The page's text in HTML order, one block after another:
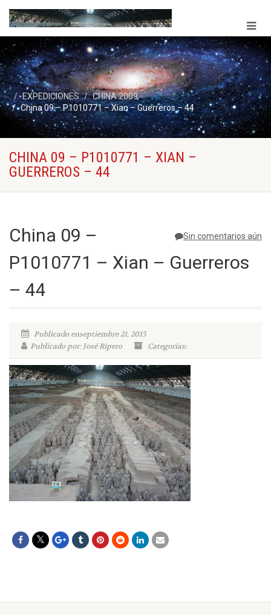
EXPEDICIONES
CHINA 2009
China 09 – P1010771 – Xian – Guerreros – 44
CHINA 09 – P1010771 – XIAN –
GUERREROS – 44
Sin comentarios aún
China 09 –
P1010771 – Xian – Guerreros
– 44
Publicado enseptiembre 21, 2015
Publicado por: José Ripero
Categorías: